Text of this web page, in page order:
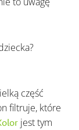
część
filtruje, które
r jest tym